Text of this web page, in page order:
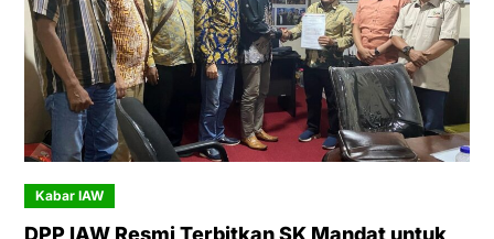
Kabar IAW
DPP IAW Resmi Terbitkan SK Mandat untuk